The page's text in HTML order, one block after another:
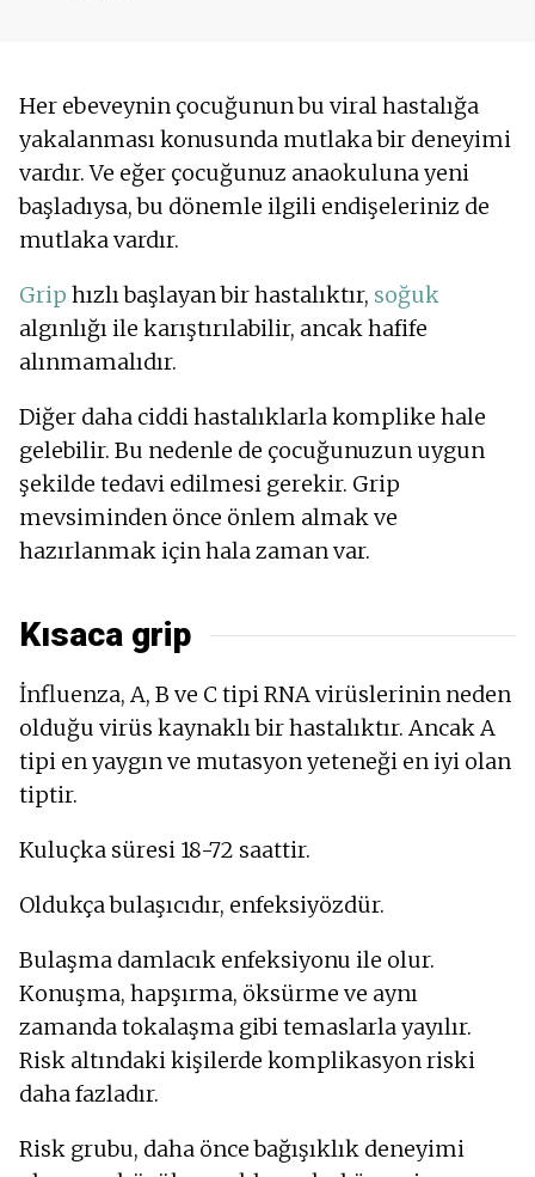
Her ebeveynin çocuğunun bu viral hastalığa
yakalanması konusunda mutlaka bir deneyimi
vardır. Ve eğer çocuğunuz anaokuluna yeni
başladıysa, bu dönemle ilgili endişeleriniz de
mutlaka vardır.
Grip hızlı başlayan bir hastalıktır, soğuk
algınlığı ile karıştırılabilir, ancak hafife
alınmamalıdır.
Diğer daha ciddi hastalıklarla komplike hale
gelebilir. Bu nedenle de çocuğunuzun uygun
şekilde tedavi edilmesi gerekir. Grip
mevsiminden önce önlem almak ve
hazırlanmak için hala zaman var.
Kısaca grip
İnfluenza, A, B ve C tipi RNA virüslerinin neden
olduğu virüs kaynaklı bir hastalıktır. Ancak A
tipi en yaygın ve mutasyon yeteneği en iyi olan
tiptir.
Kuluçka süresi 18-72 saattir.
Oldukça bulaşıcıdır, enfeksiyözdür.
Bulaşma damlacık enfeksiyonu ile olur.
Konuşma, hapşırma, öksürme ve aynı
zamanda tokalaşma gibi temaslarla yayılır.
Risk altındaki kişilerde komplikasyon riski
daha fazladır.
Risk grubu, daha önce bağışıklık deneyimi